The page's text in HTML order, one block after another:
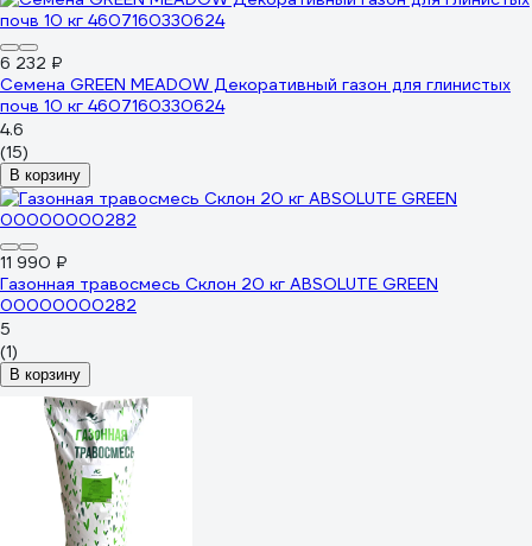
6 232 ₽
Семена GREEN MEADOW Декоративный газон для глинистых
почв 10 кг 4607160330624
4.6
(15)
В корзину
11 990 ₽
Газонная травосмесь Склон 20 кг ABSOLUTE GREEN
00000000282
5
(1)
В корзину